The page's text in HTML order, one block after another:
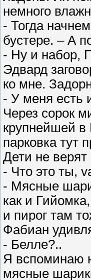
немного
- Тогда
бустере. – А
- Ну и набор,
Эдвард
ко мне.
- У меня есть
Через сорок
крупнейшей в
парковка тут
Дети не
- Что это ты,
- Мясные
как и
и пирог там
Фабиан
- Белле?..
Я вспоминаю
мясные